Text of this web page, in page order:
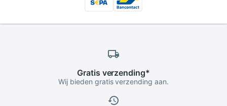
Gratis verzending*
Wij bieden gratis verzending aan.